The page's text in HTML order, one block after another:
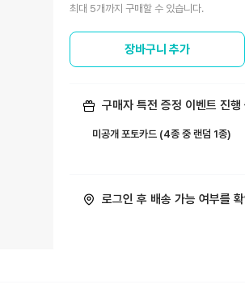
최대 5개까지 구매할 수 있습니다.
장바구니 추가
구매자 특전 증정 이벤트 진행
미공개 포토카드 (4종 중 랜덤 1종)
로그인 후 배송 가능 여부를